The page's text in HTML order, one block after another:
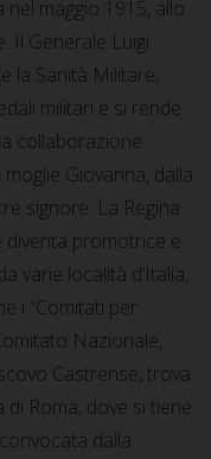
nel maggio 1915, allo
Il Generale Luigi
la Sanità Militare,
militari e si rende
collaborazione.
Giovanna, dalla
signore. La Regina
diventa promotrice e
varie località d’Italia,
i “Comitati per
Nazionale,
Castrense, trova
Roma, dove si tiene
dalla